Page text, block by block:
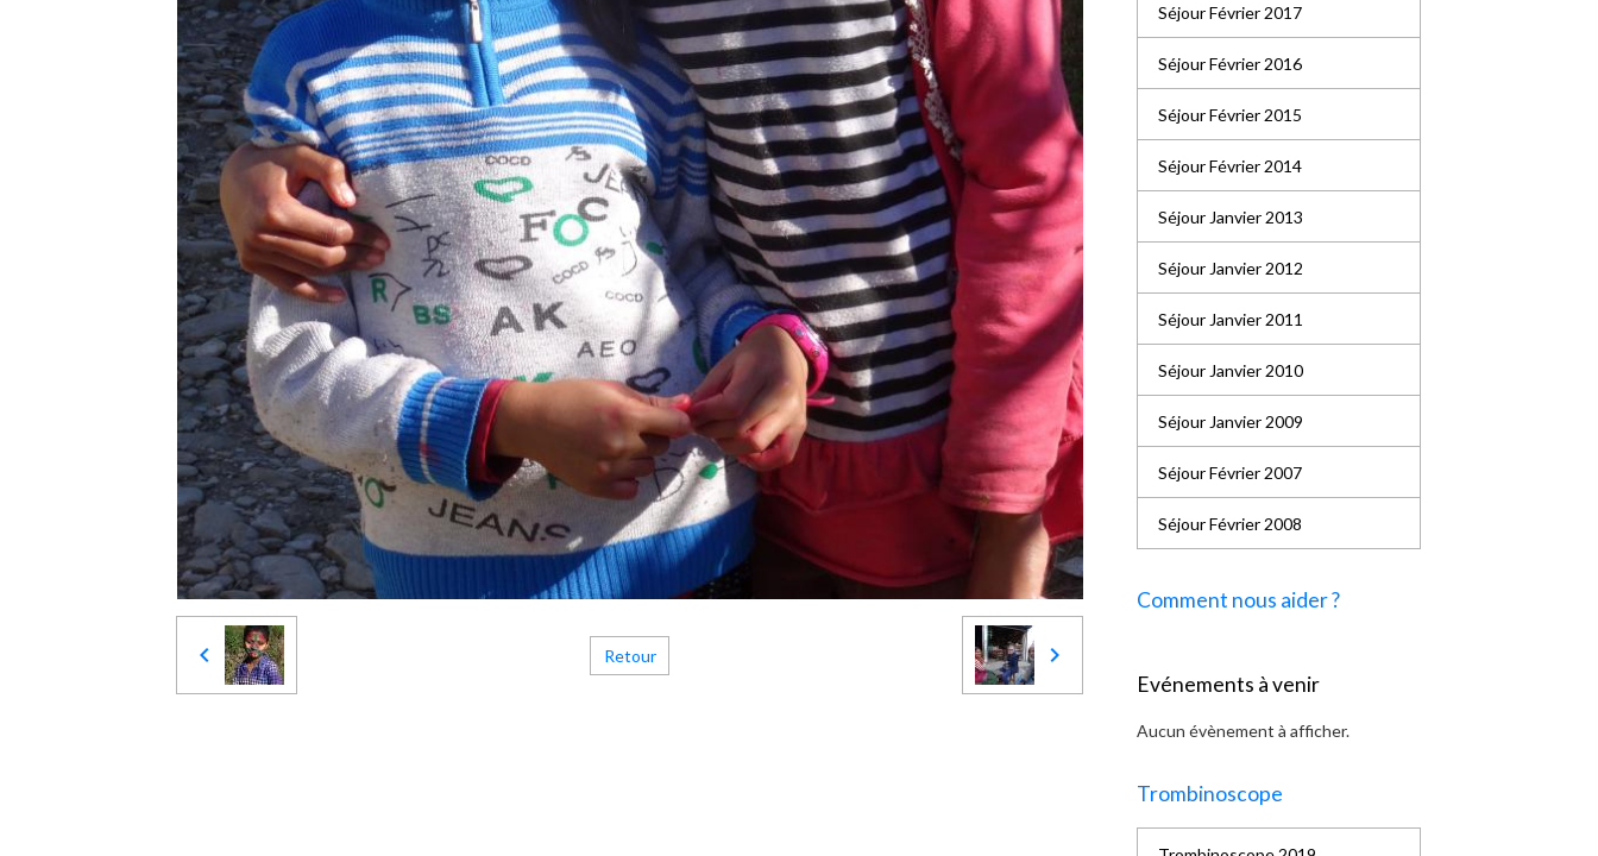
Retour
Séjour Février 2017
Séjour Février 2016
Séjour Février 2015
Séjour Février 2014
Séjour Janvier 2013
Séjour Janvier 2012
Séjour Janvier 2011
Séjour Janvier 2010
Séjour Janvier 2009
Séjour Février 2007
Séjour Février 2008
Comment nous aider ?
Evénements à venir
Aucun évènement à afficher.
Trombinoscope